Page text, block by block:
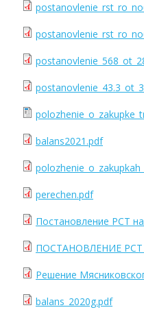
balans2021.pdf
perechen.pdf
Постановление РСТ на
ПОСТАНОВЛЕНИЕ РСТ
Решение
balans_2020g.pdf